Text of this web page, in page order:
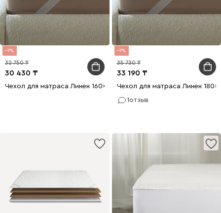
7
30 430
32 750
Чехол для матраса Линен 160x200
7
33 190
35 730
Чехол для матраса Линен
1отзыв